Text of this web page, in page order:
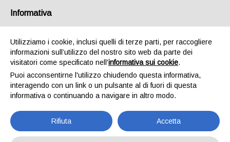
Home Esterni Specchietti retrovisori
Specchietto
retrovisore destro nero – Ford Transit
L'azienda Resta Chiusa Dal 5.08 Al 31.08 Qualsiasi
Ordine Verrà Accettato Ma La Spedizione Ripartirà Dal 1
Informativa
Utilizziamo i cookie, inclusi quelli di terze parti, per raccogliere
informazioni sull’utilizzo del nostro sito web da parte dei
visitatori come specificato nell'informativa sui cookie.
Puoi acconsentirne l'utilizzo chiudendo questa informativa,
interagendo con un link o un pulsante al di fuori di questa
informativa o continuando a navigare in altro modo.
Rifiuta Accetta